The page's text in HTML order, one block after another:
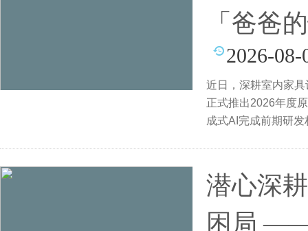
「爸爸
2026-08-
近日，深耕室内家
正式推出2026年度
成式AI完成前期研
潜心深
困局